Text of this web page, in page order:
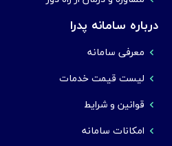
درباره سامانه پدرا
معرفی سامانه
لیست قیمت خدمات
قوانین و شرایط
امکانات سامانه